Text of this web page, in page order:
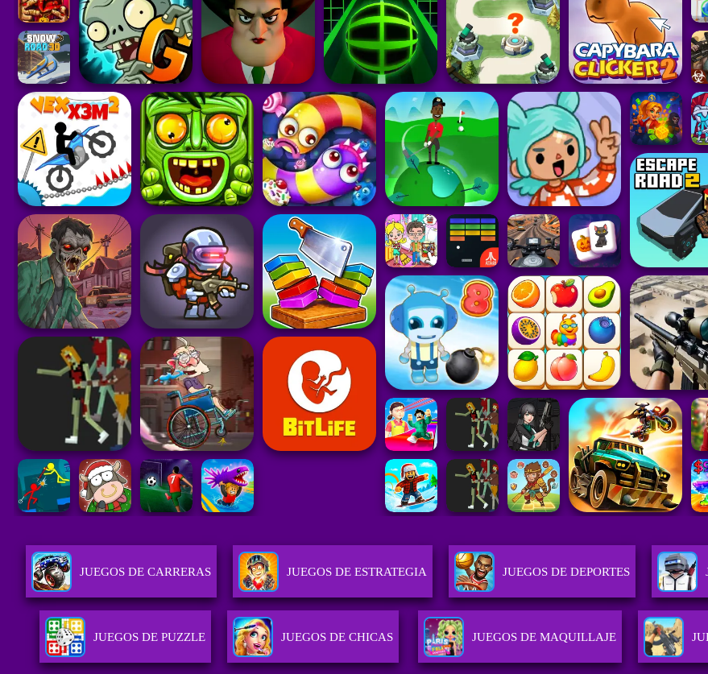
JUEGOS DE CARRERAS JUEGOS DE ESTRATEGIA JUEGOS DE DEPORTES
JUEGOS DE PUZZLE JUEGOS DE CHICAS JUEGOS DE MAQUILLAJE